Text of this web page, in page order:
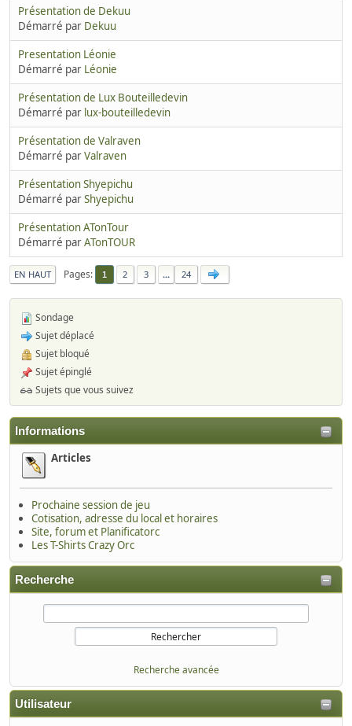
Informations
Articles
Prochaine session de jeu
Cotisation, adresse du local et horaires
Site, forum et Planificatorc
Les T-Shirts Crazy Orc
Recherche
Recherche avancée
Utilisateur
Présentation de Dekuu
Démarré par Dekuu
Presentation Léonie
Démarré par Léonie
Présentation de Lux Bouteilledevin
Démarré par lux-bouteilledevin
Présentation de Valraven
Démarré parValraven
Présentation Shyepichu
Démarré parShyepichu
Présentation ATonTour
Démarré parATonTOUR
EN HAUT Pages 1 2 3 ... 24
Sondage
Sujet déplacé
Sujet bloqué
Sujet épinglé
Sujets que vous suivez